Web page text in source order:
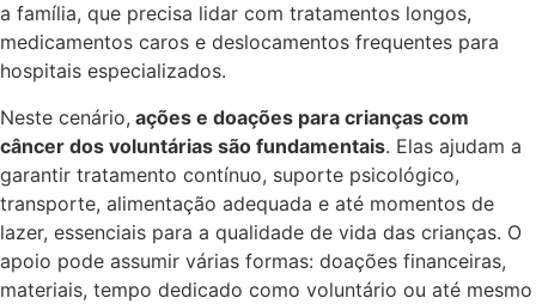
a família, que precisa lidar com tratamentos longos,
medicamentos caros e deslocamentos frequentes para
hospitais especializados.
Neste cenário, ações e doações para crianças com
câncer dos voluntárias são fundamentais. Elas ajudam a
garantir tratamento contínuo, suporte psicológico,
transporte, alimentação adequada e até momentos de
lazer, essenciais para a qualidade de vida das crianças. O
apoio pode assumir várias formas: doações financeiras,
materiais, tempo dedicado como voluntário ou até mesmo